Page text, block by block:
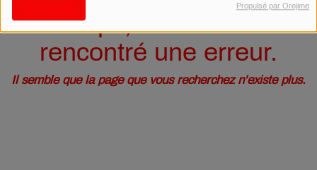
Propulsé par Orejime
Oups, vous avez
rencontré une erreur.
Il semble que la page que vous recherchez n’existe plus.